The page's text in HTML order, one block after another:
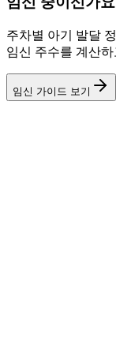
주차별 아기 발달
임신 주수를 계산
임신 가이드 보기